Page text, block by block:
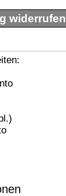
widerrufen